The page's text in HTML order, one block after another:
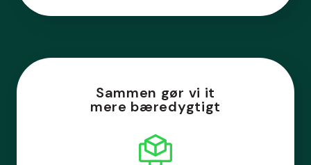
Sammen gør vi it
mere bæredygtigt